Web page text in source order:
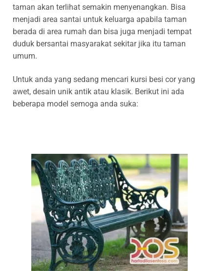
taman akan terlihat semakin menyenangkan. Bisa
menjadi area santai untuk keluarga apabila taman
berada di area rumah dan bisa juga menjadi tempat
duduk bersantai masyarakat sekitar jika itu taman
umum.
Untuk anda yang sedang mencari kursi besi cor yang
awet, desain unik antik atau klasik. Berikut ini ada
beberapa model semoga anda suka: